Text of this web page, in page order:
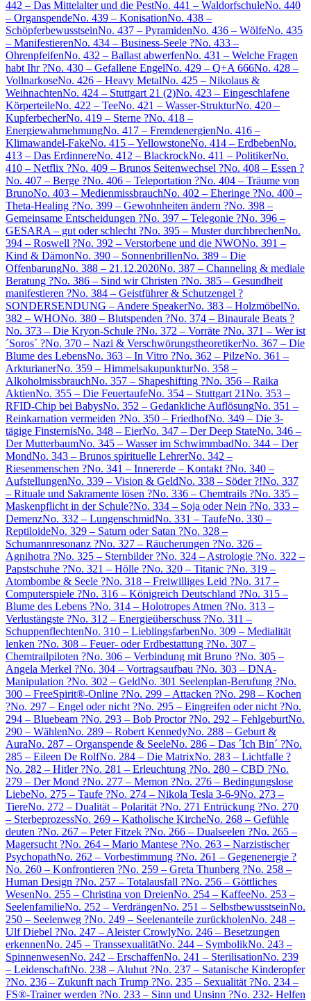
442 – Das Mittelalter und die PestNo. 441 – WaldorfschuleNo. 440
– OrganspendeNo. 439 – KonisationNo. 438 –
SchöpferbewusstseinNo. 437 – PyramidenNo. 436 – WölfeNo. 435
– ManifestierenNo. 434 – Business-Seele ?No. 433 –
OhrenpfeifenNo. 432 – Ballast abwerfenNo. 431 – Welche Fragen
habt Ihr ?No. 430 – Gefallene EngelNo. 429 – Q+A 666No. 428 –
VollnarkoseNo. 426 – Heavy MetalNo. 425 – Nikolaus &
WeihnachtenNo. 424 – Stuttgart 21 (2)No. 423 – Eingeschlafene
KörperteileNo. 422 – TeeNo. 421 – Wasser-StrukturNo. 420 –
KupferbecherNo. 419 – Sterne ?No. 418 –
EnergiewahrnehmungNo. 417 – FremdenergienNo. 416 –
Klimawandel-FakeNo. 415 – YellowstoneNo. 414 – ErdbebenNo.
413 – Das ErdinnereNo. 412 – BlackrockNo. 411 – PolitikerNo.
410 – Netflix ?No. 409 – Brunos Seitenwechsel ?No. 408 – Essen ?
No. 407 – Berge ?No. 406 – Teleportation ?No. 404 – Träume von
BrunoNo. 403 – MedienmissbrauchNo. 402 – Eheringe ?No. 400 –
Theta-Healing ?No. 399 – Gewohnheiten ändern ?No. 398 –
Gemeinsame Entscheidungen ?No. 397 – Telegonie ?No. 396 –
GESARA – gut oder schlecht ?No. 395 – Muster durchbrechenNo.
394 – Roswell ?No. 392 – Verstorbene und die NWONo. 391 –
Kind & DämonNo. 390 – SonnenbrillenNo. 389 – Die
OffenbarungNo. 388 – 21.12.2020No. 387 – Channeling & mediale
Beratung ?No. 386 – Sind wir Christen ?No. 385 – Gesundheit
manifestieren ?No. 384 – Geistführer & Schutzengel ?
SONDERSENDUNG – Andere SpeakerNo. 383 – HolzmöbelNo.
382 – WHONo. 380 – Blutspenden ?No. 374 – Binaurale Beats ?
No. 373 – Die Kryon-Schule ?No. 372 – Vorräte ?No. 371 – Wer ist
´Soros´ ?No. 370 – Nazi & VerschwörungstheoretikerNo. 367 – Die
Blume des LebensNo. 363 – In Vitro ?No. 362 – PilzeNo. 361 –
ArkturianerNo. 359 – HimmelsakupunkturNo. 358 –
AlkoholmissbrauchNo. 357 – Shapeshifting ?No. 356 – Raika
AktienNo. 355 – Die FeuertaufeNo. 354 – Stuttgart 21No. 353 –
RFID-Chip bei BabysNo. 352 – Gedankliche AuflösungNo. 351 –
Reinkarnation vermeiden ?No. 350 – FriedhofNo. 349 – Die 3-
tägige FinsternisNo. 348 – EierNo. 347 – Der Deep StateNo. 346 –
Der MutterbaumNo. 345 – Wasser im SchwimmbadNo. 344 – Der
MondNo. 343 – Brunos spirituelle LehrerNo. 342 –
Riesenmenschen ?No. 341 – Innererde – Kontakt ?No. 340 –
AufstellungenNo. 339 – Vision & GeldNo. 338 – Söder ?!No. 337
– Rituale und Sakramente lösen ?No. 336 – Chemtrails ?No. 335 –
Maskenpflicht in der Schule?No. 334 – Soja oder Nein ?No. 333 –
DemenzNo. 332 – LungenschmidNo. 331 – TaufeNo. 330 –
ReptiloideNo. 329 – Saturn oder Satan ?No. 328 –
Schumannresonanz ?No. 327 – Räucherungen ?No. 326 –
Agnihotra ?No. 325 – Sternbilder ?No. 324 – Astrologie ?No. 322 –
Papstschuhe ?No. 321 – Hölle ?No. 320 – Titanic ?No. 319 –
Atombombe & Seele ?No. 318 – Freiwilliges Leid ?No. 317 –
Computerspiele ?No. 316 – Königreich Deutschland ?No. 315 –
Blume des Lebens ?No. 314 – Holotropes Atmen ?No. 313 –
Verlustängste ?No. 312 – Energieüberschuss ?No. 311 –
SchuppenflechtenNo. 310 – LieblingsfarbenNo. 309 – Medialität
lenken ?No. 308 – Feuer- oder Erdbestattung ?No. 307 –
Chemtrailpiloten ?No. 306 – Verbindung mit Bruno ?No. 305 –
Angela Merkel ?No. 304 – Vortragsaufbau ?No. 303 – DNA-
Manipulation ?No. 302 – GeldNo. 301 Seelenplan-Berufung ?No.
300 – FreeSpirit®-Online ?No. 299 – Attacken ?No. 298 – Kochen
?No. 297 – Engel oder nicht ?No. 295 – Eingreifen oder nicht ?No.
294 – Bluebeam ?No. 293 – Bob Proctor ?No. 292 – FehlgeburtNo.
290 – WählenNo. 289 – Robert KennedyNo. 288 – Geburt &
AuraNo. 287 – Organspende & SeeleNo. 286 – Das ´Ich Bin´ ?No.
285 – Eileen De RolfNo. 284 – Die MatrixNo. 283 – Lichtfalle ?
No. 282 – Hitler ?No. 281 – Erleuchtung ?No. 280 – CBD ?No.
279 – Der Mond ?No. 277 – Memon ?No. 276 – Bedingungslose
LiebeNo. 275 – Taufe ?No. 274 – Nikola Tesla 3-6-9No. 273 –
TiereNo. 272 – Dualität – Polarität ?No. 271 Entrückung ?No. 270
– SterbeprozessNo. 269 – Katholische KircheNo. 268 – Gefühle
deuten ?No. 267 – Peter Fitzek ?No. 266 – Dualseelen ?No. 265 –
Magersucht ?No. 264 – Mario Mantese ?No. 263 – Narzistischer
PsychopathNo. 262 – Vorbestimmung ?No. 261 – Gegenenergie ?
No. 260 – Konfrontieren ?No. 259 – Greta Thunberg ?No. 258 –
Human Design ?No. 257 – Totalausfall ?No. 256 – Göttliches
WesenNo. 255 – Christina von DreienNo. 254 – KaffeeNo. 253 –
SeelenfamilieNo. 252 – VerdrängenNo. 251 – SelbstbewusstseinNo.
250 – Seelenweg ?No. 249 – Seelenanteile zurückholenNo. 248 –
Ulf Diebel ?No. 247 – Aleister CrowlyNo. 246 – Besetzungen
erkennenNo. 245 – TranssexualitätNo. 244 – SymbolikNo. 243 –
SpinnenwesenNo. 242 – ErschaffenNo. 241 – SterilisationNo. 239
– LeidenschaftNo. 238 – Aluhut ?No. 237 – Satanische Kinderopfer
?No. 236 – Zukunft nach Trump ?No. 235 – Sexualität ?No. 234 –
FS®-Trainer werden ?No. 233 – Sinn und Unsinn ?No. 232- Helfen